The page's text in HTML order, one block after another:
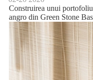
Construirea unui
angro din Green Stone